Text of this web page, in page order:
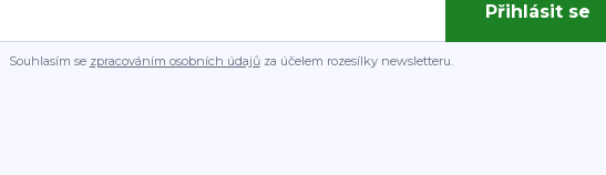
Přihlásit se
Souhlasím se zpracováním osobních údajůza účelem rozesílky newsletteru.